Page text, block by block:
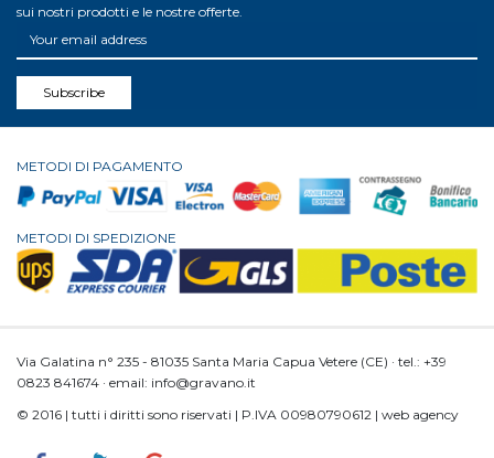
sui nostri prodotti e le nostre offerte.
Subscribe
METODI DI PAGAMENTO
METODI DI SPEDIZIONE
Via Galatina n° 235 - 81035 Santa Maria Capua Vetere (CE) · tel.: +39
0823 841674 · email: info@gravano.it
© 2016 | tutti i diritti sono riservati | P.IVA 00980790612 | web agency